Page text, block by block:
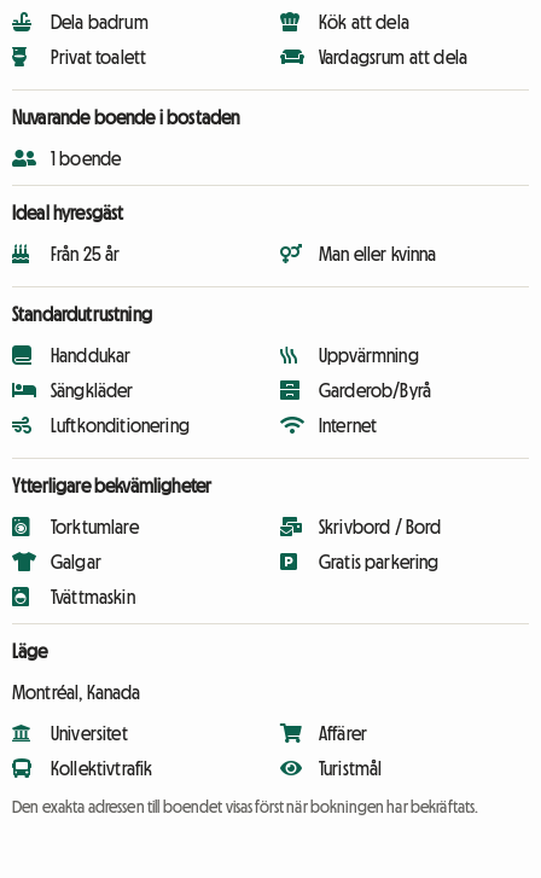
Dela badrum
Privat toalett
Kök att dela
Vardagsrum att dela
Nuvarande boende i bostaden
1 boende
Ideal hyresgäst
Från 25 år Man eller kvinna
Standardutrustning
Handdukar
Sängkläder
Luftkonditionering
Uppvärmning
Garderob/Byrå
Internet
Ytterligare bekvämligheter
Torktumlare
Galgar
Tvättmaskin
Skrivbord / Bord
Gratis parkering
Läge
Montréal, Kanada
Universitet
Kollektivtrafik
Affärer
Turistmål
Den exakta adressen till boendet visas först när bokningen har bekräftats.